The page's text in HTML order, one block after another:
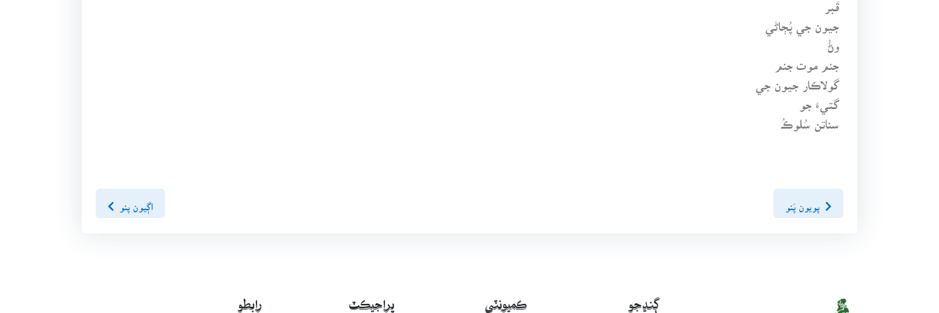
جيون جي پُڄاڻي
وڻُ
گولاڪار جيون جي
گتيءَ جو
سناتن سُلوڪُ
پويون پَنو اڳيون پنو
ڳنڍجو ڪميونٽي پراجيڪٽ رابطو